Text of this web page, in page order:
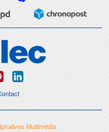
Multimédia